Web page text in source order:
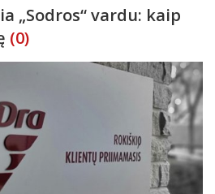
„Sodros“ vardu: kaip
(0)